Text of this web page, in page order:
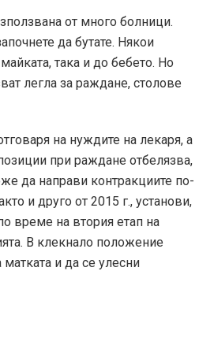
от много болници.
да бутате. Някои
така и до бебето. Но
легла за раждане, столове
на нуждите на лекаря, а
при раждане отбелязва,
да направи контракциите по-
и друго от 2015 г., установи,
време на втория етап на
В клекнало положение
и да се улесни